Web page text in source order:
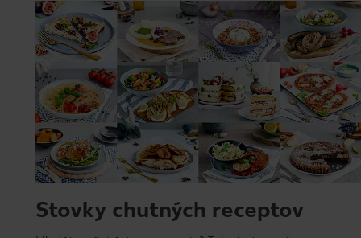
Stovky chutných receptov